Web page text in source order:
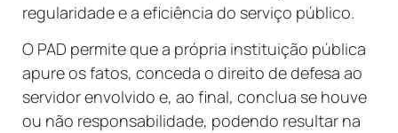
regularidade e a eficiência do serviço público.
O PAD permite que a própria instituição pública
apure os fatos, conceda o direito de defesa ao
servidor envolvido e, ao final, conclua se houve
ou não responsabilidade, podendo resultar na